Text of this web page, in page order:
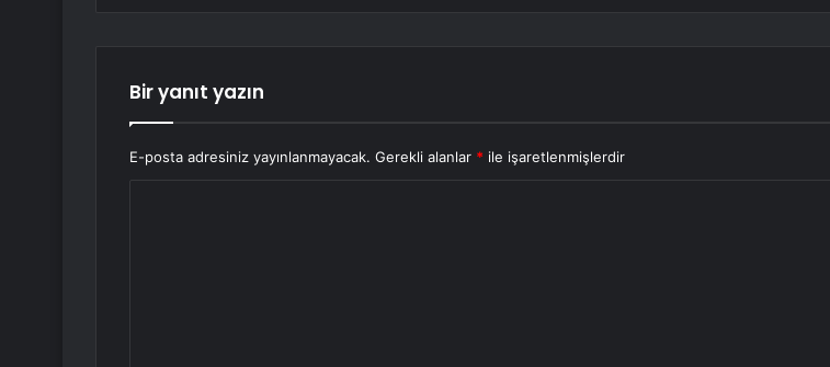
Bir yanıt yazın
E-posta adresiniz yayınlanmayacak. Gerekli alanlar * ile işaretlenmişlerdir